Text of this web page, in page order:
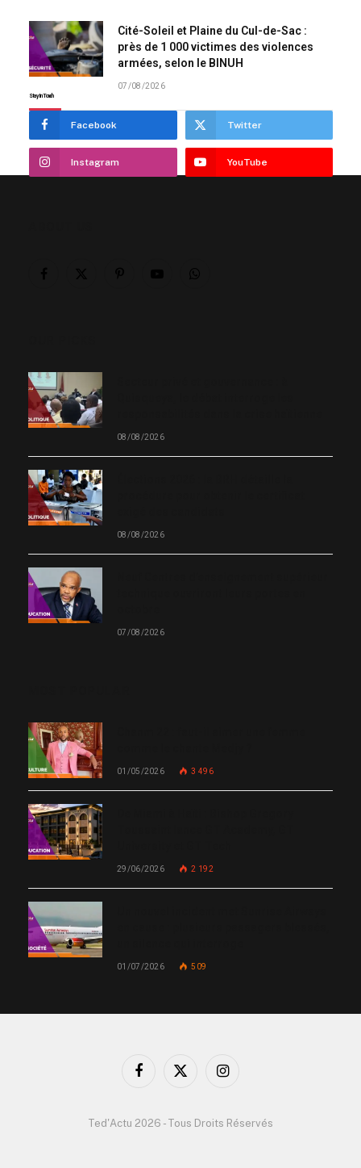
Cité-Soleil et Plaine du Cul-de-Sac :
près de 1 000 victimes des violences
armées, selon le BINUH
07/08/2026
Stay In Touch
Facebook Twitter
Instagram YouTube
08/08/2026
08/08/2026
07/08/2026
01/05/2026 3 496
29/06/2026 2 192
01/07/2026 509
Facebook
X
Instagram
Ted'Actu 2026 - Tous Droits Réservés